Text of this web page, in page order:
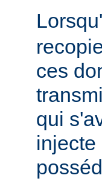
ces
qui
injecte